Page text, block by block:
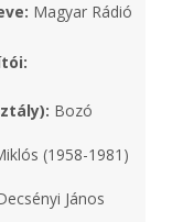
Magyar Rádió
Bozó
(1958-1981)
János